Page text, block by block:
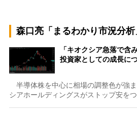
森口亮「まるわかり市況分析
「キオクシア急落で
投資家としての成長
半導体株を中心に相場の調整色が強
シアホールディングスがストップ安を